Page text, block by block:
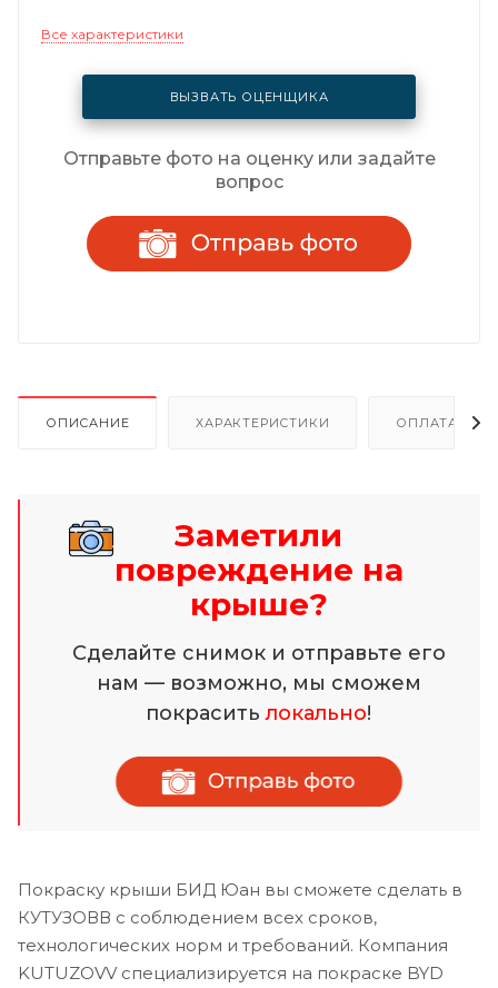
Все характеристики
ВЫЗВАТЬ ОЦЕНЩИКА
Отправьте фото на оценку или задайте
вопрос
ОПИСАНИЕ ХАРАКТЕРИСТИКИ ОПЛАТА И
Заметили
повреждение на
крыше?
Сделайте снимок и отправьте его
нам — возможно, мы сможем
покраситьлокально!
Покраску крыши БИД Юан вы сможете сделать в
КУТУЗОВВ с соблюдением всех сроков,
технологических норм и требований. Компания
KUTUZOVV специализируется на покраске BYD